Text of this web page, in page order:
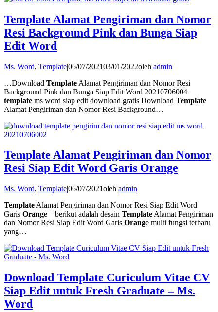
Template Alamat Pengiriman dan Nomor
Resi Background Pink dan Bunga Siap
Edit Word
Ms. Word, Template|06/07/202103/01/2022oleh admin
…Download Template Alamat Pengiriman dan Nomor Resi
Background Pink dan Bunga Siap Edit Word 20210706004
template ms word siap edit download gratis Download Template
Alamat Pengiriman dan Nomor Resi Background…
Template Alamat Pengiriman dan Nomor
Resi Siap Edit Word Garis Orange
Ms. Word, Template|06/07/2021oleh admin
Template Alamat Pengiriman dan Nomor Resi Siap Edit Word
Garis Orange – berikut adalah desain Template Alamat Pengiriman
dan Nomor Resi Siap Edit Word Garis Orange multi fungsi terbaru
yang…
Download Template Curiculum Vitae CV
Siap Edit untuk Fresh Graduate – Ms.
Word